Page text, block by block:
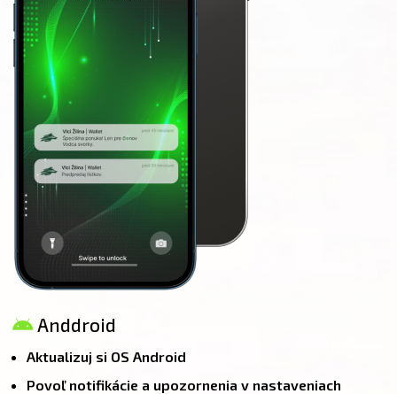
Anddroid
Aktualizuj si OS Android
Povoľ notifikácie a upozornenia v nastaveniach